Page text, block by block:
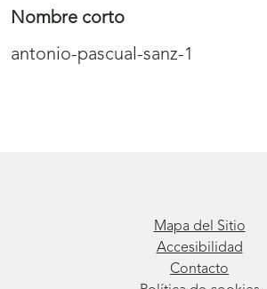
Nombre corto
antonio-pascual-sanz-1
Mapa del Sitio
Accesibilidad
Contacto